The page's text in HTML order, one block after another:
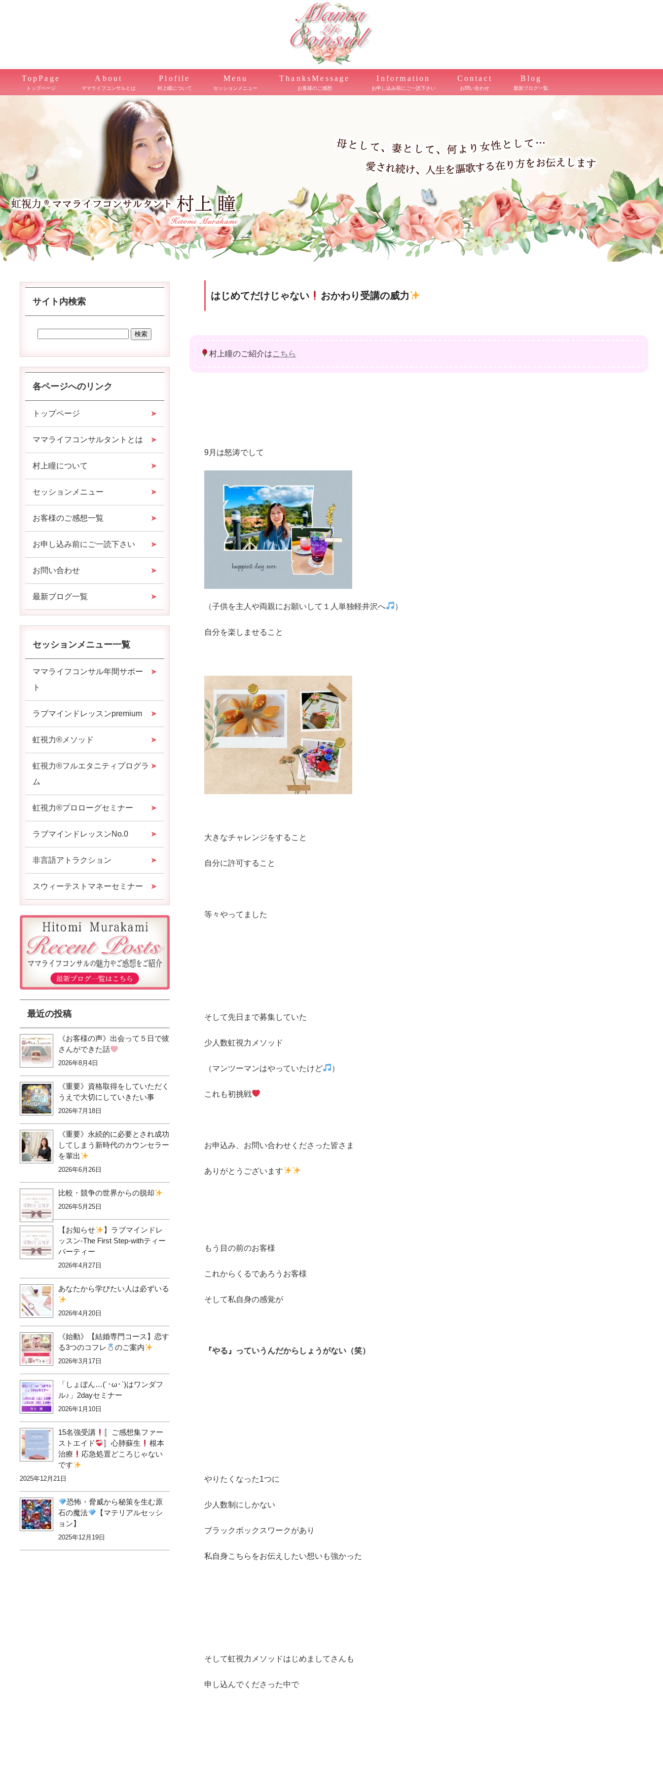
TopPage
トップページ
About
ママライフコンサルとは
Plofile
村上瞳について
Menu
セッションメニュー
ThanksMessage
お客様のご感想
Information
お申し込み前にご一読下さい
Contact
お問い合わせ
Blog
最新ブログ一覧
はじめてだけじゃない おかわり受講の威力
村上瞳のご紹介はこちら
9月は怒涛でして
（子供を主人や両親にお願いして１人単独軽井沢へ ）
自分を楽しませること
大きなチャレンジをすること
自分に許可すること
等々やってました
そして先日まで募集していた
少人数虹視力メソッド
（マンツーマンはやっていたけど ）
これも初挑戦
お申込み、お問い合わせくださった皆さま
ありがとうございます
もう目の前のお客様
これからくるであろうお客様
そして私自身の感覚が
『やる』っていうんだからしょうがない（笑）
やりたくなった1つに
少人数制にしかない
ブラックボックスワークがあり
私自身こちらをお伝えしたい想いも強かった
そして虹視力メソッドはじめましてさんも
申し込んでくださった中で
サイト内検索
各ページへのリンク
トップページ
ママライフコンサルタントとは
村上瞳について
セッションメニュー
お客様のご感想一覧
お申し込み前にご一読下さい
お問い合わせ
最新ブログ一覧
セッションメニュー一覧
ママライフコンサル年間サポー
ト
ラブマインドレッスンpremium
虹視力®︎メソッド
虹視力®︎フルエタニティプログラ
ム
虹視力®︎プロローグセミナー
ラブマインドレッスンNo.0
非言語アトラクション
スウィーテストマネーセミナー
最近の投稿
《お客様の声》出会って５日で彼
さんができた話
2026年8月4日
《重要》資格取得をしていただく
うえで大切にしていきたい事
2026年7月18日
《重要》永続的に必要とされ成功
してしまう新時代のカウンセラー
を輩出
2026年6月26日
比較・競争の世界からの脱却
2026年5月25日
【お知らせ
】ラブマインドレ
ッスン-The First Step-withティー
パーティー
2026年4月27日
あなたから学びたい人は必ずいる
2026年4月20日
《始動》【結婚専門コース】恋す
る3つのコフレ
のご案内
2026年3月17日
「しょぼん…(´･ω･`)はワンダフ
ル♪」2dayセミナー
2026年1月10日
15名強受講
〚ご感想集ファー
ストエイド
〛心肺蘇生
根本
治療
応急処置どころじゃない
です
2025年12月21日
恐怖・脅威から秘策を生む原
石の魔法
【マテリアルセッシ
ョン】
2025年12月19日